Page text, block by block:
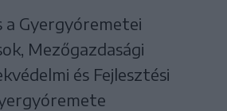
a Gyergyóremetei
Mezőgazdasági
és Fejlesztési